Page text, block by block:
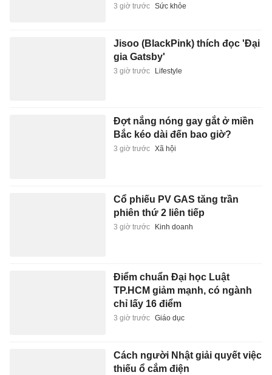
3 giờ trước Sức khỏe
Jisoo (BlackPink) thích đọc 'Đại
gia Gatsby'
3 giờ trước Lifestyle
Đợt nắng nóng gay gắt ở miền
Bắc kéo dài đến bao giờ?
3 giờ trước Xã hội
Cổ phiếu PV GAS tăng trần
phiên thứ 2 liên tiếp
3 giờ trước Kinh doanh
Điểm chuẩn Đại học Luật
TP.HCM giảm mạnh, có ngành
chỉ lấy 16 điểm
3 giờ trước Giáo dục
Cách người Nhật giải quyết việc
thiếu ổ cắm điện